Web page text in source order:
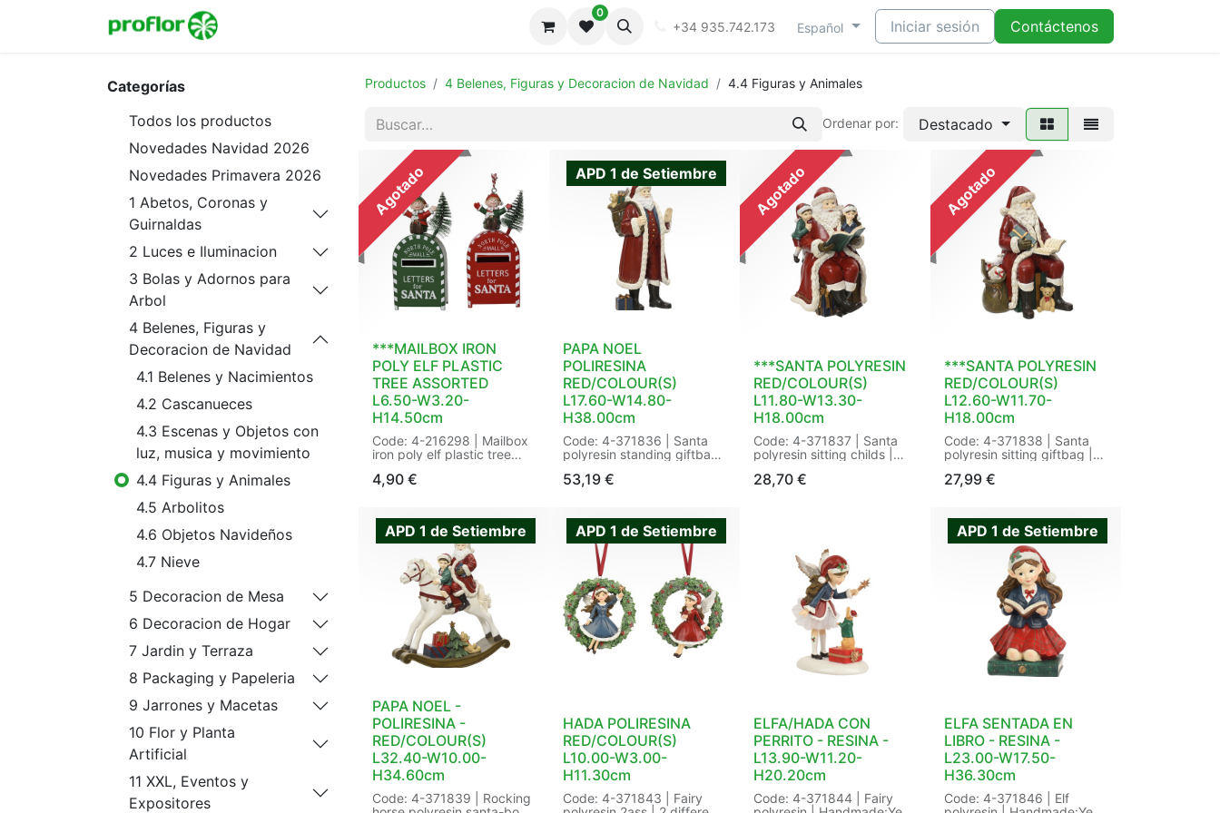
0
+34 935.742.173 Español Iniciar sesión Contáctenos
Categorías
Todos los productos
Novedades Navidad 2026
Novedades Primavera 2026
1 Abetos, Coronas y
Guirnaldas
2 Luces e Iluminacion
3 Bolas y Adornos para
Arbol
4 Belenes, Figuras y
Decoracion de Navidad
4.1 Belenes y Nacimientos
4.2 Cascanueces
4.3 Escenas y Objetos con
luz, musica y movimiento
4.4 Figuras y Animales
4.5 Arbolitos
4.6 Objetos Navideños
4.7 Nieve
5 Decoracion de Mesa
6 Decoracion de Hogar
7 Jardin y Terraza
8 Packaging y Papeleria
9 Jarrones y Macetas
10 Flor y Planta
Artificial
11 XXL, Eventos y
Expositores
Productos 4 Belenes, Figuras y Decoracion de Navidad 4.4 Figuras y Animales
Ordenar por: Destacado
Agotado
***MAILBOX IRON
POLY ELF PLASTIC
TREE ASSORTED
L6.50-W3.20-
H14.50cm
Code: 4-216298 | Mailbox
iron poly elf plastic tree
Decoration:poly elf plastic
Size: L6.50-W3.20-
H14.50cm Color: assorted
| Packaging: 30/30 in
Headercard a 1 | EAN:
8720725576384
4,90 €
APD 1 de Setiembre
PAPA NOEL
POLIRESINA
RED/COLOUR(S)
L17.60-W14.80-
H38.00cm
Code: 4-371836 | Santa
polyresin standing giftbag
Handmade:Yes |
Color: red/colour(s) |
Packaging: 4/4 in Swing
Tag | EAN:
8720725185036
53,19 €
Agotado
***SANTA POLYRESIN
RED/COLOUR(S)
L11.80-W13.30-
H18.00cm
Code: 4-371837 | Santa
polyresin sitting childs |
Handmade:Yes |
Sticker | EAN:
8720725465572
28,70 €
Agotado
***SANTA POLYRESIN
RED/COLOUR(S)
L12.60-W11.70-
H18.00cm
Code: 4-371838 | Santa
polyresin sitting giftbag |
Handmade:Yes |
Color: red/colour(s) |
Packaging: 6/6 in Pieces
Sticker | EAN:
8720725195608
27,99 €
APD 1 de Setiembre
PAPA NOEL -
POLIRESINA -
RED/COLOUR(S)
L32.40-W10.00-
H34.60cm
Code: 4-371839 | Rocking
APD 1 de Setiembre
HADA POLIRESINA
RED/COLOUR(S)
L10.00-W3.00-
H11.30cm
Code: 4-371843 | Fairy
ELFA/HADA CON
PERRITO - RESINA -
L13.90-W11.20-
H20.20cm
Code: 4-371844 | Fairy
APD 1 de Setiembre
ELFA SENTADA EN
LIBRO - RESINA -
L23.00-W17.50-
H36.30cm
Code: 4-371846 | Elf